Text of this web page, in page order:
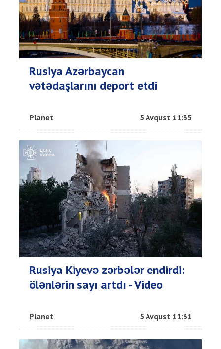
Rusiya Azərbaycan
vətədaşlarını deport etdi
Planet 5 Avqust 11:35
Rusiya Kiyevə zərbələr endirdi:
ölənlərin sayı artdı - Video
Planet 5 Avqust 11:31